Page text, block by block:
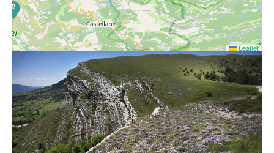
The Haute-Provence national geological nature reserve,
located between the Verdon and Durance rivers, has
been awarded the label for the diversity of its landscapes,
which bear witness to the geological past of this massif
and the Earth. It is the largest reserve of its kind in
Europe.
2
16
Leaflet